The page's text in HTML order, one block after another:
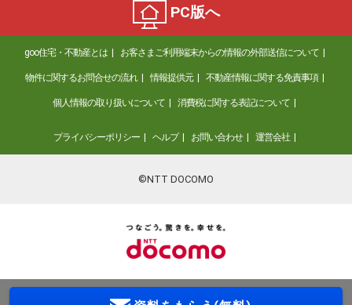
PC版へ
goo住宅・不動産とは お客さまご利用端末からの情報の外部送信について
物件に関するお問合せの流れ 情報提供元 不動産情報に関する免責事項
個人情報の取り扱いについて 消費税に関する表記について
プライバシーポリシー ヘルプ お問い合わせ 運営会社
©NTT DOCOMO